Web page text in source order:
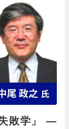
敗学」 ―